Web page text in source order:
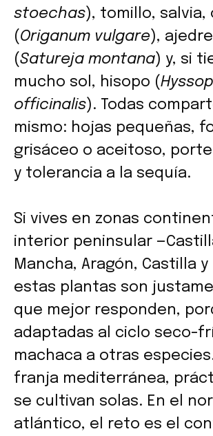
stoechas), tomillo, salvia,
(Origanum vulgare),
(Satureja montana) y, si
mucho sol, hisopo (
officinalis). Todas
mismo: hojas pequeñas,
grisáceo o aceitoso,
y tolerancia a la sequía.
Si vives en zonas
interior peninsular
Mancha, Aragón, Castilla y
estas plantas son
que mejor responden,
adaptadas al ciclo seco-
machaca a otras
franja mediterránea,
se cultivan solas. En el
atlántico, el reto es el